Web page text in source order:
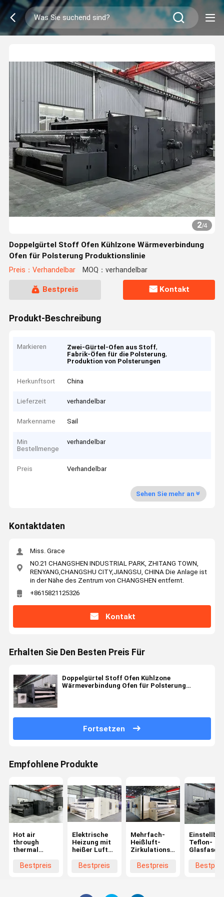
2/4
Doppelgürtel Stoff Ofen Kühlzone Wärmeverbindung
Ofen für Polsterung Produktionslinie
Preis：Verhandelbar MOQ：verhandelbar
Bestpreis Kontakt
Produkt-Beschreibung
Markieren Zwei-Gürtel-Ofen aus Stoff,
Fabrik-Öfen für die Polsterung,
Produktion von Polsterungen
Herkunftsort China
Lieferzeit verhandelbar
Markenname Sail
Min
Bestellmenge
verhandelbar
Preis Verhandelbar
Sehen Sie mehr an
Kontaktdaten
Miss. Grace
NO.21 CHANGSHEN INDUSTRIAL PARK, ZHITANG TOWN,
RENYANG,CHANGSHU CITY,JIANGSU, CHINA Die Anlage ist
in der Nähe des Zentrum von CHANGSHEN entfernt.
+8615821125326
Kontakt
Erhalten Sie Den Besten Preis Für
Doppelgürtel Stoff Ofen Kühlzone
Wärmeverbindung Ofen für Polsterung
Fortsetzen
Empfohlene Produkte
Hot air
through
thermal
for nonwoven
Bestpreis
Elektrische
Heizung mit
heißer Luft
Bindemühle
Zwischenschichtwatte
Bestpreis
Mehrfach-
Heißluft-
Zirkulations-
Ofen mit
Bestpreis
Teflon-